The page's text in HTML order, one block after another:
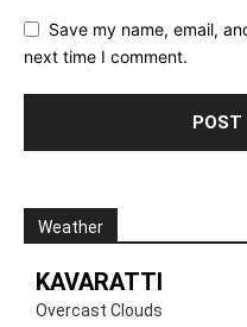
Save my name, email,
next time I comment.
Weather
KAVARATTI
Overcast Clouds